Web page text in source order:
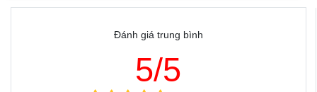
Đánh giá trung bình
5/5